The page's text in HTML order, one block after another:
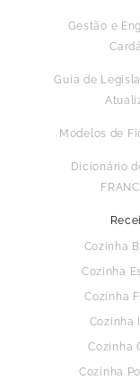
Gestão e
Guia de
Modelos de
Dicionário
Cozinha
Cozinha
Cozinha
Cozinha
Cozinha
Cozinha